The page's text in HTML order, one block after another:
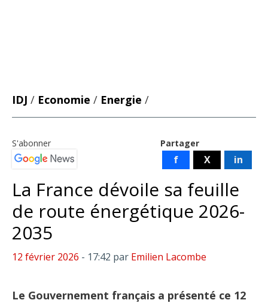
IDJ / Economie / Energie /
Partager
f X in
S'abonner
La France dévoile sa feuille
de route énergétique 2026-
2035
12 février 2026 - 17:42 par Emilien Lacombe
Le Gouvernement français a présenté ce 12